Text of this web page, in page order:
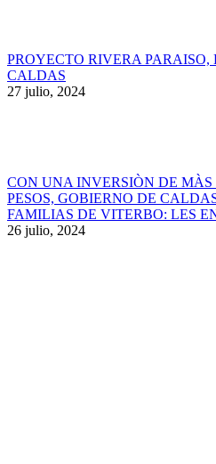
PROYECTO RIVERA
CALDAS
27 julio, 2024
CON UNA INVERSIÒN DE
PESOS, GOBIERNO DE
FAMILIAS DE VITERBO: LES
26 julio, 2024